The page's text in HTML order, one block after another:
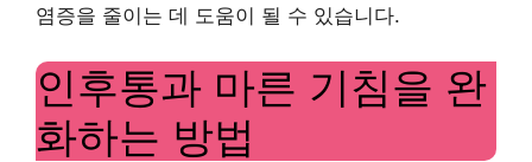
염증을 줄이는 데 도움이 될 수 있습니다.
인후통과 마른 기침을 완
화하는 방법